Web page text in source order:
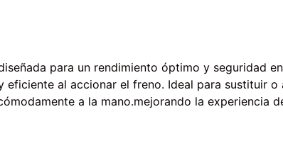
para un rendimiento óptimo y seguridad
eficiente al accionar el freno. Ideal para sustituir
a la mano.mejorando la experiencia